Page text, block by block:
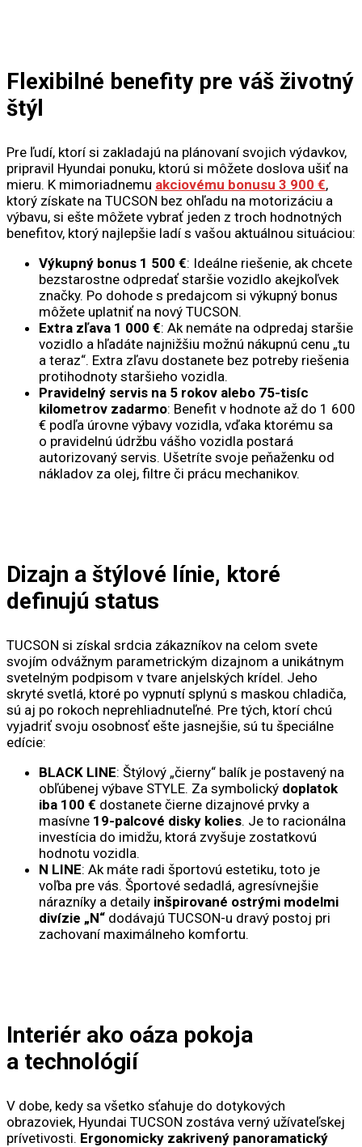
Flexibilné benefity pre váš životný
štýl
Pre ľudí, ktorí si zakladajú na plánovaní svojich výdavkov,
pripravil Hyundai ponuku, ktorú si môžete doslova ušiť na
mieru. K mimoriadnemu akciovému bonusu 3 900 €,
ktorý získate na TUCSON bez ohľadu na motorizáciu a
výbavu, si ešte môžete vybrať jeden z troch hodnotných
benefitov, ktorý najlepšie ladí s vašou aktuálnou situáciou:
Výkupný bonus 1 500 €: Ideálne riešenie, ak chcete
bezstarostne odpredať staršie vozidlo akejkoľvek
značky. Po dohode s predajcom si výkupný bonus
môžete uplatniť na nový TUCSON.
Extra zľava 1 000 €: Ak nemáte na odpredaj staršie
vozidlo a hľadáte najnižšiu možnú nákupnú cenu „tu
a teraz“. Extra zľavu dostanete bez potreby riešenia
protihodnoty staršieho vozidla.
Pravidelný servis na 5 rokov alebo 75-tisíc
kilometrov zadarmo: Benefit v hodnote až do 1 600
€ podľa úrovne výbavy vozidla, vďaka ktorému sa
o pravidelnú údržbu vášho vozidla postará
autorizovaný servis. Ušetríte svoje peňaženku od
nákladov za olej, filtre či prácu mechanikov.
Dizajn a štýlové línie, ktoré
definujú status
TUCSON si získal srdcia zákazníkov na celom svete
svojím odvážnym parametrickým dizajnom a unikátnym
svetelným podpisom v tvare anjelských krídel. Jeho
skryté svetlá, ktoré po vypnutí splynú s maskou chladiča,
sú aj po rokoch neprehliadnuteľné. Pre tých, ktorí chcú
vyjadriť svoju osobnosť ešte jasnejšie, sú tu špeciálne
edície:
BLACK LINE: Štýlový „čierny“ balík je postavený na
obľúbenej výbave STYLE. Za symbolický doplatok
iba 100 € dostanete čierne dizajnové prvky a
masívne 19-palcové disky kolies. Je to racionálna
investícia do imidžu, ktorá zvyšuje zostatkovú
hodnotu vozidla.
N LINE: Ak máte radi športovú estetiku, toto je
voľba pre vás. Športové sedadlá, agresívnejšie
nárazníky a detaily inšpirované ostrými modelmi
divízie „N“ dodávajú TUCSON-u dravý postoj pri
zachovaní maximálneho komfortu.
Interiér ako oáza pokoja
a technológií
V dobe, kedy sa všetko sťahuje do dotykových
obrazoviek, Hyundai TUCSON zostáva verný užívateľskej
prívetivosti. Ergonomicky zakrivený panoramatický